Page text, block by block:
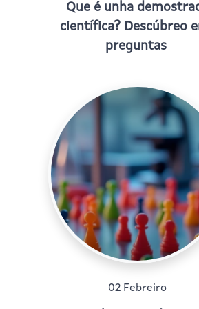
Que é unha
científica? Descúbreo
preguntas
02 Febreiro